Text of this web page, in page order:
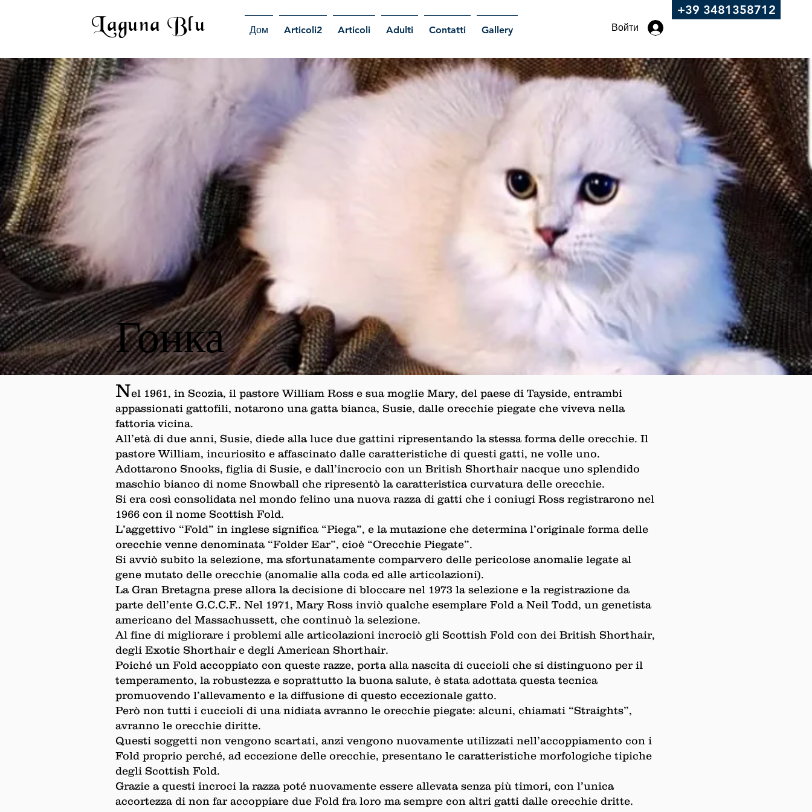
Laguna Blu Дом Articoli2 Articoli Adulti Contatti Gallery Войти
+39 3481358712
Гонка
Nel 1961, in Scozia, il pastore William Ross e sua moglie Mary, del paese di Tayside, entrambi
appassionati gattofili, notarono una gatta bianca, Susie, dalle orecchie piegate che viveva nella
fattoria vicina.
All’età di due anni, Susie, diede alla luce due gattini ripresentando la stessa forma delle orecchie. Il
pastore William, incuriosito e affascinato dalle caratteristiche di questi gatti, ne volle uno.
Adottarono Snooks, figlia di Susie, e dall’incrocio con un British Shorthair nacque uno splendido
maschio bianco di nome Snowball che ripresentò la caratteristica curvatura delle orecchie.
Si era così consolidata nel mondo felino una nuova razza di gatti che i coniugi Ross registrarono nel
1966 con il nome Scottish Fold.
L’aggettivo “Fold” in inglese significa “Piega”, e la mutazione che determina l’originale forma delle
orecchie venne denominata “Folder Ear”, cioè “Orecchie Piegate”.
Si avviò subito la selezione, ma sfortunatamente comparvero delle pericolose anomalie legate al
gene mutato delle orecchie (anomalie alla coda ed alle articolazioni).
La Gran Bretagna prese allora la decisione di bloccare nel 1973 la selezione e la registrazione da
parte dell’ente G.C.C.F.. Nel 1971, Mary Ross inviò qualche esemplare Fold a Neil Todd, un genetista
americano del Massachussett, che continuò la selezione.
Al fine di migliorare i problemi alle articolazioni incrociò gli Scottish Fold con dei British Shorthair,
degli Exotic Shorthair e degli American Shorthair.
Poiché un Fold accoppiato con queste razze, porta alla nascita di cuccioli che si distinguono per il
temperamento, la robustezza e soprattutto la buona salute, è stata adottata questa tecnica
promuovendo l’allevamento e la diffusione di questo eccezionale gatto.
Però non tutti i cuccioli di una nidiata avranno le orecchie piegate: alcuni, chiamati “Straights”,
avranno le orecchie diritte.
Questi soggetti non vengono scartati, anzi vengono nuovamente utilizzati nell’accoppiamento con i
Fold proprio perché, ad eccezione delle orecchie, presentano le caratteristiche morfologiche tipiche
degli Scottish Fold.
Grazie a questi incroci la razza poté nuovamente essere allevata senza più timori, con l’unica
accortezza di non far accoppiare due Fold fra loro ma sempre con altri gatti dalle orecchie dritte.